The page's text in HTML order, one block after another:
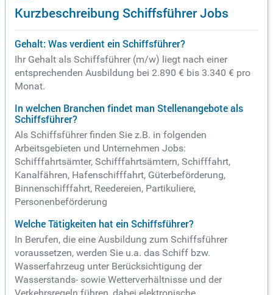
Kurzbeschreibung Schiffsführer Jobs
Gehalt: Was verdient ein Schiffsführer?
Ihr Gehalt als Schiffsführer (m/w) liegt nach einer
entsprechenden Ausbildung bei 2.890 € bis 3.340 € pro
Monat.
In welchen Branchen findet man Stellenangebote als
Schiffsführer?
Als Schiffsführer finden Sie z.B. in folgenden
Arbeitsgebieten und Unternehmen Jobs:
Schifffahrtsämter, Schifffahrtsämtern, Schifffahrt,
Kanalfähren, Hafenschifffahrt, Güterbeförderung,
Binnenschifffahrt, Reedereien, Partikuliere,
Personenbeförderung
Welche Tätigkeiten hat ein Schiffsführer?
In Berufen, die eine Ausbildung zum Schiffsführer
voraussetzen, werden Sie u.a. das Schiff bzw.
Wasserfahrzeug unter Berücksichtigung der
Wasserstands- sowie Wetterverhältnisse und der